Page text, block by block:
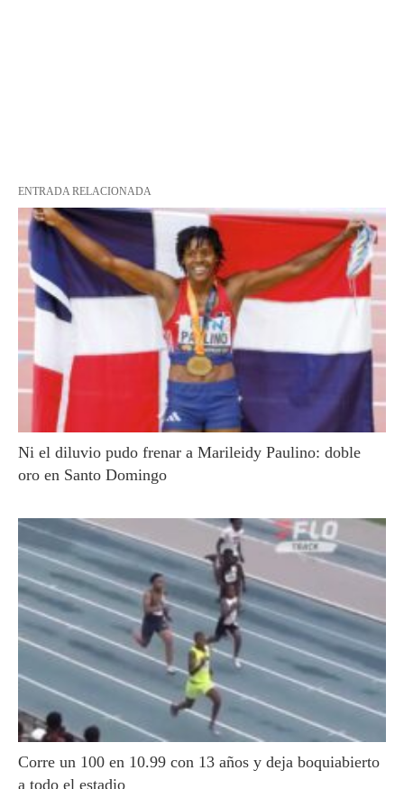
ENTRADA RELACIONADA
Ni el diluvio pudo frenar a Marileidy Paulino: doble
oro en Santo Domingo
Corre un 100 en 10.99 con 13 años y deja boquiabierto
a todo el estadio